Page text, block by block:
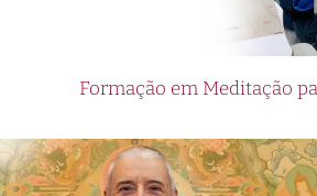
Formação em Meditação